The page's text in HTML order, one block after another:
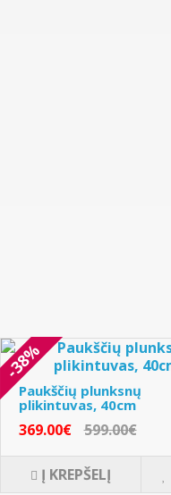
-38%
Paukščių plunksnų
plikintuvas, 40cm
369.00€ 599.00€
Į KREPŠELĮ